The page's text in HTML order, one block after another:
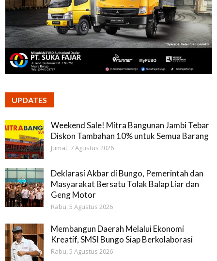
UPDATES
Weekend Sale! Mitra Bangunan Jambi Tebar
Diskon Tambahan 10% untuk Semua Barang
Jumat, 7 Agustus 2026
Deklarasi Akbar di Bungo, Pemerintah dan
Masyarakat Bersatu Tolak Balap Liar dan
Geng Motor
Rabu, 5 Agustus 2026
Membangun Daerah Melalui Ekonomi
Kreatif, SMSI Bungo Siap Berkolaborasi
Rabu, 5 Agustus 2026